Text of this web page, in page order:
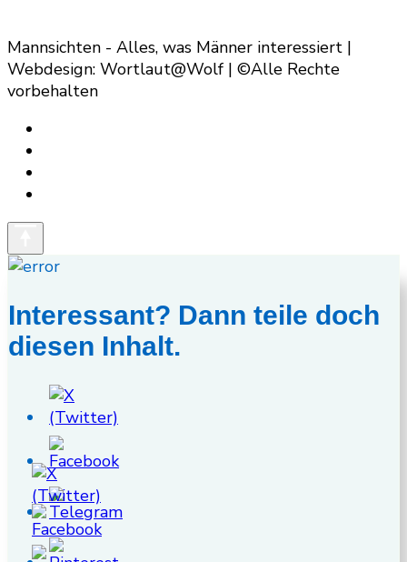
Mannsichten - Alles, was Männer interessiert |
Webdesign: Wortlaut@Wolf | ©Alle Rechte
vorbehalten
Interessant? Dann teile doch
diesen Inhalt.